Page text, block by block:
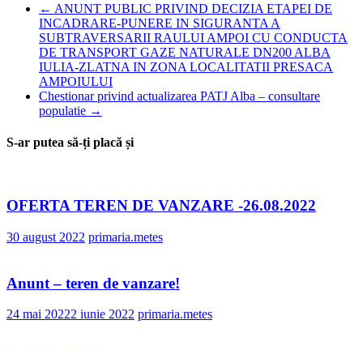
← ANUNT PUBLIC PRIVIND DECIZIA ETAPEI DE
INCADRARE-PUNERE IN SIGURANTA A
SUBTRAVERSARII RAULUI AMPOI CU CONDUCTA
DE TRANSPORT GAZE NATURALE DN200 ALBA
IULIA-ZLATNA IN ZONA LOCALITATII PRESACA
AMPOIULUI
Chestionar privind actualizarea PATJ Alba – consultare
populatie →
S-ar putea să-ți placă și
OFERTA TEREN DE VANZARE -26.08.2022
30 august 2022 primaria.metes
Anunt – teren de vanzare!
24 mai 20222 iunie 2022 primaria.metes